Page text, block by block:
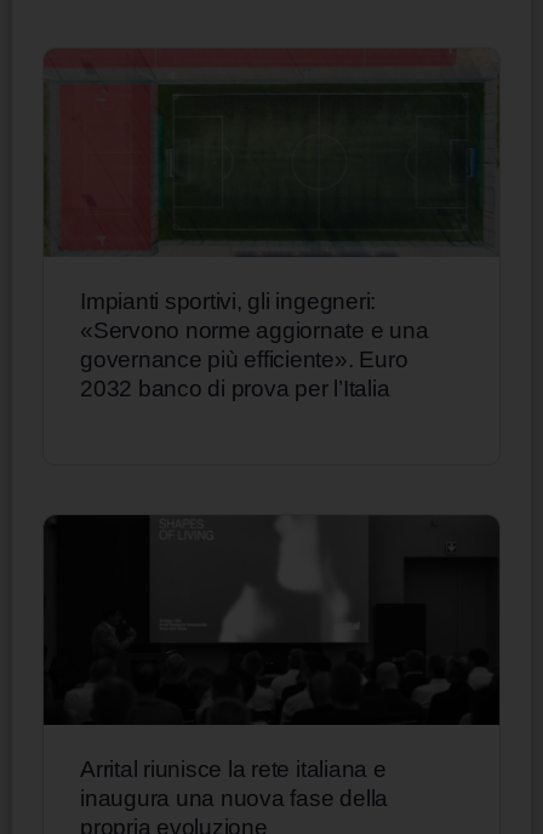
Impianti sportivi, gli ingegneri:
«Servono norme aggiornate e una
governance più efficiente». Euro
2032 banco di prova per l’Italia
Arrital riunisce la rete italiana e
inaugura una nuova fase della
propria evoluzione